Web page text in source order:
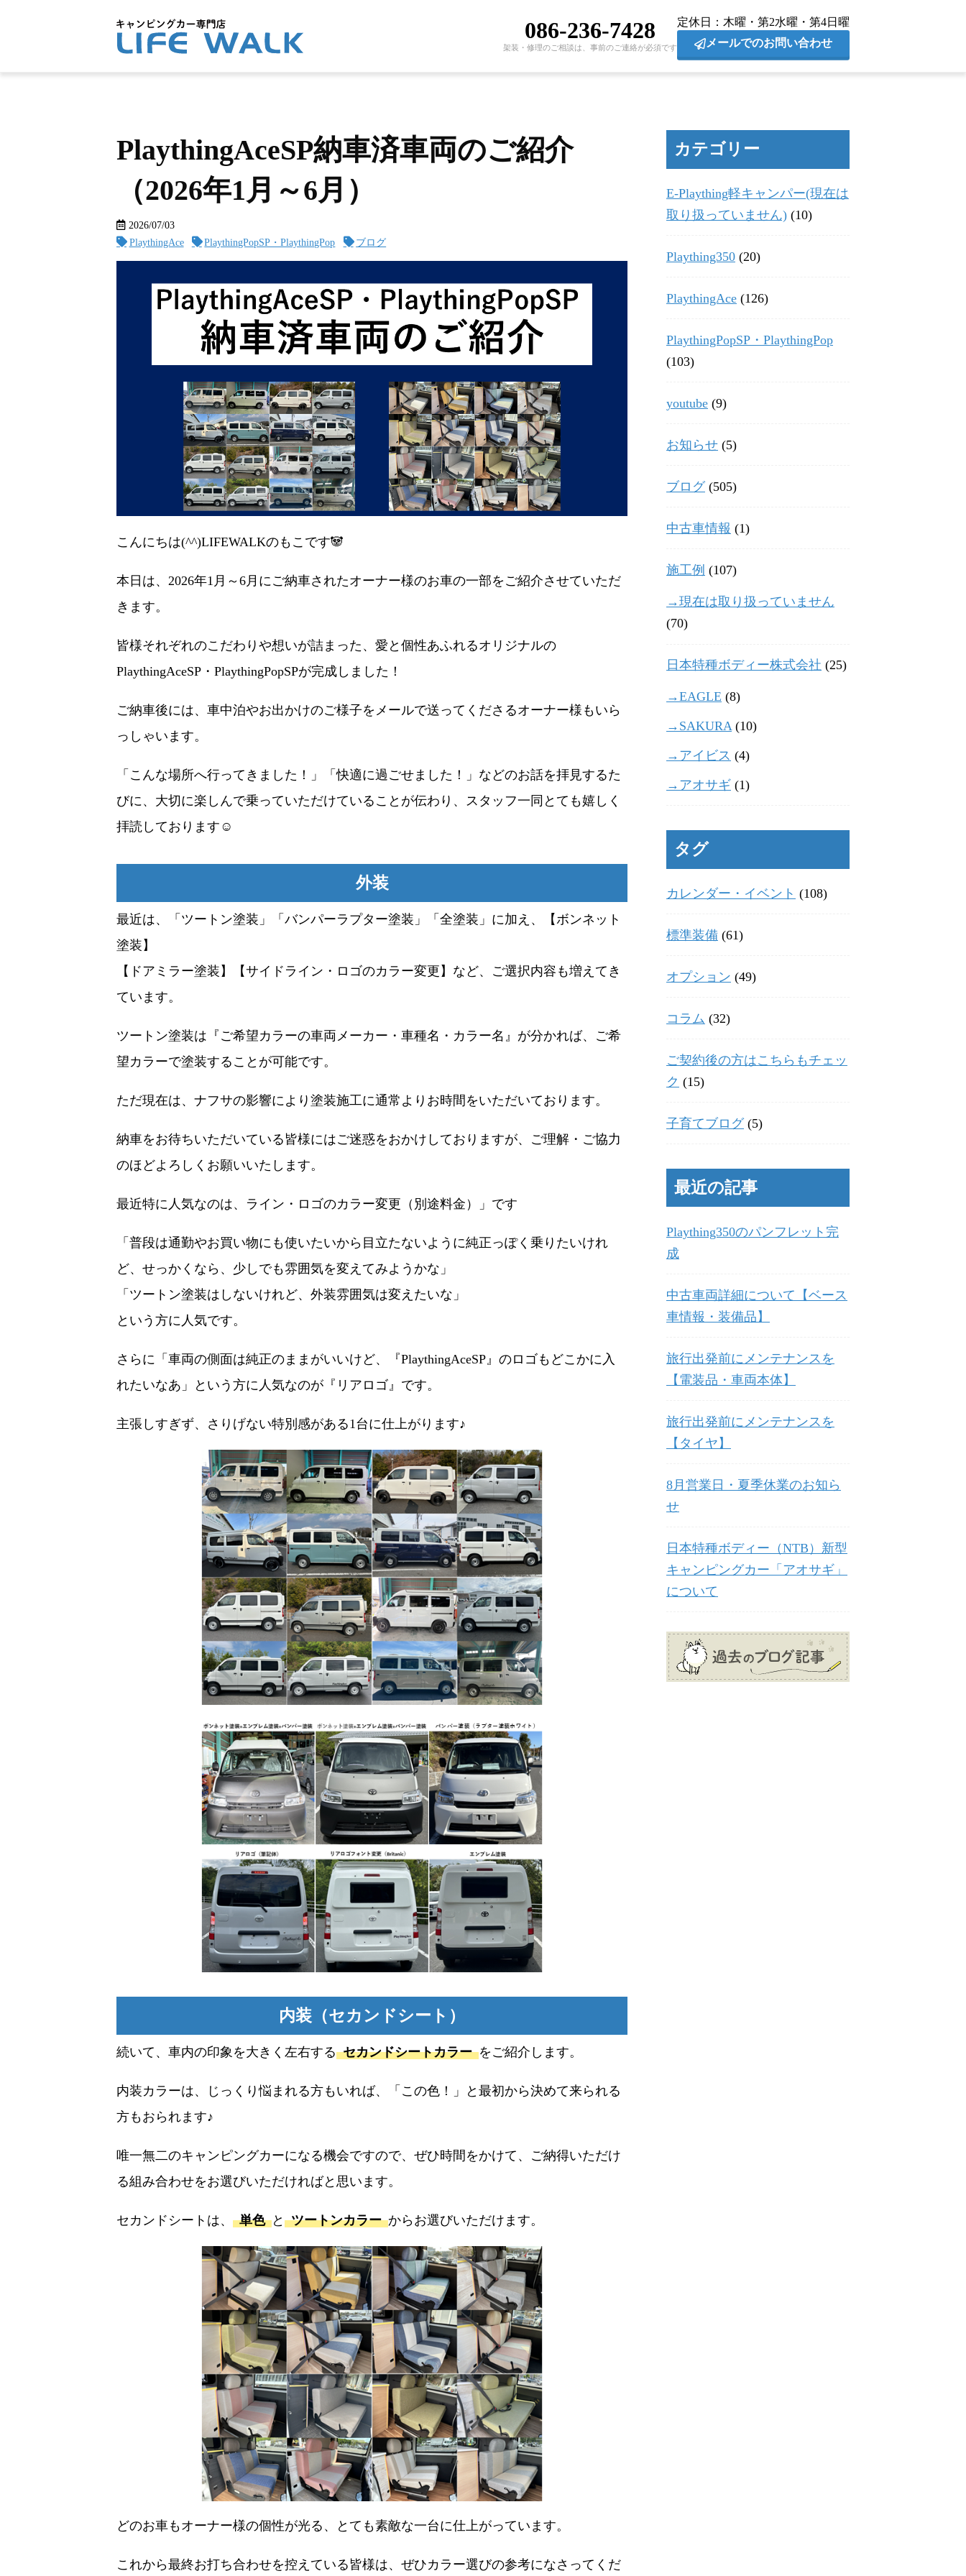
086-236-7428
架装・修理のご相談は、事前のご連絡が必須です
定休日
木曜・第2水曜・第4日曜
メールでのお問い合わせ
PlaythingAceSP納車済車両のご紹介
（2026年1月～6月）
2026/07/03
PlaythingAce
PlaythingPopSP・PlaythingPop ブログ
こんにちは(^^)LIFEWALKのもこです🐼
本日は、2026年1月～6月にご納車されたオーナー様のお車の一部をご紹介させていただ
きます。
皆様それぞれのこだわりや想いが詰まった、愛と個性あふれるオリジナルの
PlaythingAceSP・PlaythingPopSPが完成しました！
ご納車後には、車中泊やお出かけのご様子をメールで送ってくださるオーナー様もいら
っしゃいます。
「こんな場所へ行ってきました！」「快適に過ごせました！」などのお話を拝見するた
びに、大切に楽しんで乗っていただけていることが伝わり、スタッフ一同とても嬉しく
拝読しております☺
外装
最近は、「ツートン塗装」「バンパーラプター塗装」「全塗装」に加え、【ボンネット
塗装】
【ドアミラー塗装】【サイドライン・ロゴのカラー変更】など、ご選択内容も増えてき
ています。
ツートン塗装は『ご希望カラーの車両メーカー・車種名・カラー名』が分かれば、ご希
望カラーで塗装することが可能です。
ただ現在は、ナフサの影響により塗装施工に通常よりお時間をいただいております。
納車をお待ちいただいている皆様にはご迷惑をおかけしておりますが、ご理解・ご協力
のほどよろしくお願いいたします。
最近特に人気なのは、ライン・ロゴのカラー変更（別途料金）」です
「普段は通勤やお買い物にも使いたいから目立たないように純正っぽく乗りたいけれ
ど、せっかくなら、少しでも雰囲気を変えてみようかな」
「ツートン塗装はしないけれど、外装雰囲気は変えたいな」
という方に人気です。
さらに「車両の側面は純正のままがいいけど、『PlaythingAceSP』のロゴもどこかに入
れたいなあ」という方に人気なのが『リアロゴ』です。
主張しすぎず、さりげない特別感がある1台に仕上がります♪
内装（セカンドシート）
続いて、車内の印象を大きく左右する セカンドシートカラー をご紹介します。
内装カラーは、じっくり悩まれる方もいれば、「この色！」と最初から決めて来られる
方もおられます♪
唯一無二のキャンピングカーになる機会ですので、ぜひ時間をかけて、ご納得いただけ
る組み合わせをお選びいただければと思います。
セカンドシートは、 単色 と ツートンカラー からお選びいただけます。
どのお車もオーナー様の個性が光る、とても素敵な一台に仕上がっています。
これから最終お打ち合わせを控えている皆様は、ぜひカラー選びの参考になさってくだ
カテゴリー
E-Plaything軽キャンパー(現在は
取り扱っていません) (10)
Plaything350 (20)
PlaythingAce (126)
PlaythingPopSP・PlaythingPop
(103)
youtube (9)
お知らせ (5)
ブログ(505)
中古車情報 (1)
施工例 (107)
→現在は取り扱っていません
(70)
日本特種ボディー株式会社 (25)
→EAGLE (8)
→SAKURA(10)
→アイビス (4)
→アオサギ (1)
タグ
カレンダー・イベント (108)
標準装備 (61)
オプション (49)
コラム (32)
ご契約後の方はこちらもチェッ
ク (15)
子育てブログ(5)
最近の記事
Plaything350のパンフレット完
成
中古車両詳細について【ベース
車情報・装備品】
旅行出発前にメンテナンスを
【電装品・車両本体】
旅行出発前にメンテナンスを
【タイヤ】
8月営業日・夏季休業のお知ら
せ
日本特種ボディー（NTB）新型
キャンピングカー「アオサギ」
について